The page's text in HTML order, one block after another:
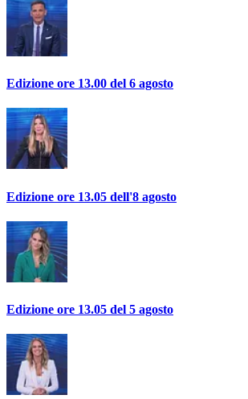
Edizione ore 13.00 del 6 agosto
Edizione ore 13.05 dell'8 agosto
Edizione ore 13.05 del 5 agosto